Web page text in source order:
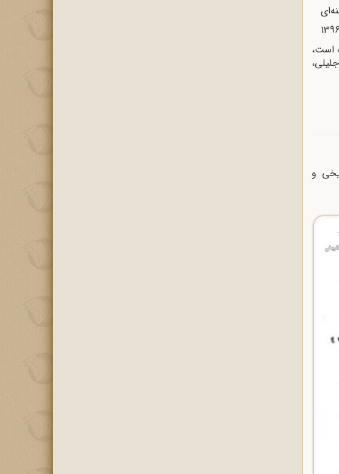
است،
اسناد تاریخی و